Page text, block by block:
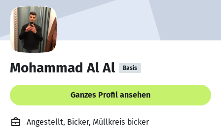
Mohammad Al Al Basis
Ganzes Profil ansehen
Angestellt, Bicker, Müllkreis bicker